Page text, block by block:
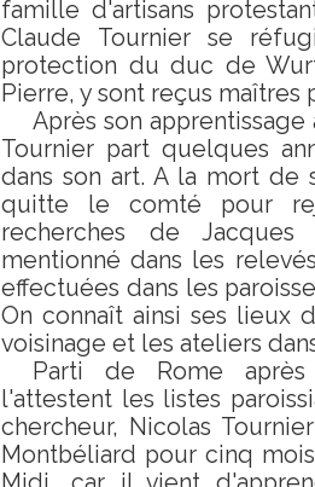
famille d'artisans
Claude Tournier se
protection du duc de
Pierre, y sont reçus maîtres
Après son
Tournier part quelques
dans son art. A la mort de
quitte le comté pour
recherches de
mentionné dans les
effectuées dans les
On connaît ainsi ses lieux
voisinage et les ateliers
Parti de Rome
l'attestent les listes
chercheur, Nicolas
Montbéliard pour cinq